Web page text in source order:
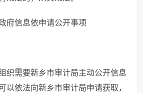
府信息依申请公开事项
织需要新乡市审计局主动公开信息
以依法向新乡市审计局申请获取，